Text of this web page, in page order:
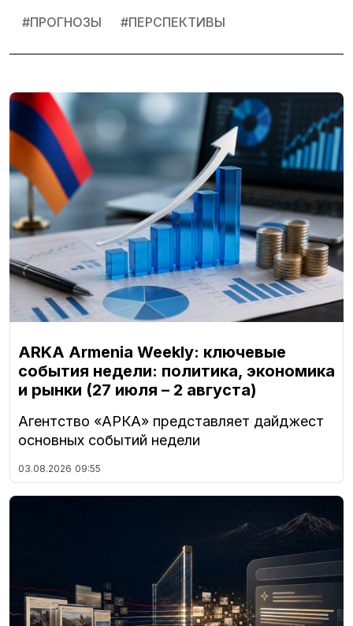
#ПРОГНОЗЫ #ПЕРСПЕКТИВЫ
ARKA Armenia Weekly: ключевые
события недели: политика, экономика
и рынки (27 июля – 2 августа)
Агентство «АРКА» представляет дайджест
основных событий недели
03.08.2026 09:55